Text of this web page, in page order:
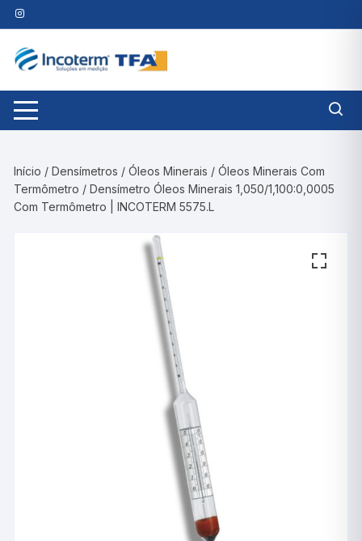
Pular
para
conteúdo
Início /Densímetros /Óleos Minerais /Óleos Minerais Com
Termômetro / Densímetro Óleos Minerais 1,050/1,100:0,0005
Com Termômetro | INCOTERM 5575.L